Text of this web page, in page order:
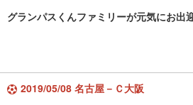
グランパスくんファミリーが元気にお出
2019/05/08 名古屋－Ｃ大阪